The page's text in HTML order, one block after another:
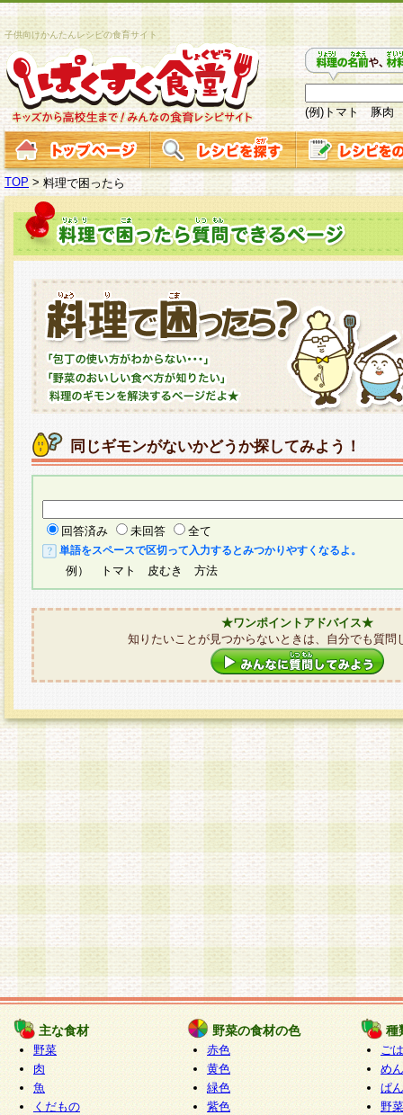
子供向けかんたんレシピの食育サイト
(例)トマト 豚肉
TOP >料理で困ったら
同じギモンがないかどうか探してみよう！
回答済み 未回答 全て
単語をスペースで区切って入力するとみつかりやすくなるよ。
例） トマト 皮むき 方法
★ワンポイントアドバイス★
知りたいことが見つからないときは、自分でも質問
主な食材
野菜
肉
魚
くだもの
野菜の食材の色
赤色
黄色
緑色
紫色
種
ご
めん
ぱん
野